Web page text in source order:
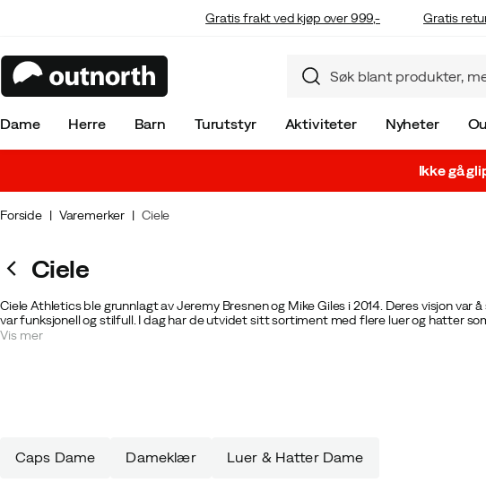
Gratis frakt ved kjøp over 999,- Gratis
Dame Herre Barn Turutstyr Aktiviteter Nyheter
Ikke gå
Forside Varemerker Ciele
Ciele
Ciele Athletics ble grunnlagt av Jeremy Bresnen og Mike Giles i 2014. Deres visjon var
var funksjonell og stilfull. I dag har de utvidet sitt sortiment med flere luer og hatter
funksjonalitet og stil som den første luen gjorde.
Vis mer
Caps Dame Dameklær Luer & Hatter Dame